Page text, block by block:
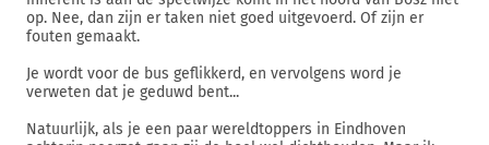
op. Nee, dan zijn er taken niet goed uitgevoerd. Of zijn er
fouten gemaakt.
Je wordt voor de bus geflikkerd, en vervolgens word je
verweten dat je geduwd bent...
Natuurlijk, als je een paar wereldtoppers in Eindhoven